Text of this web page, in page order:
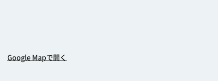
Google Mapで開く